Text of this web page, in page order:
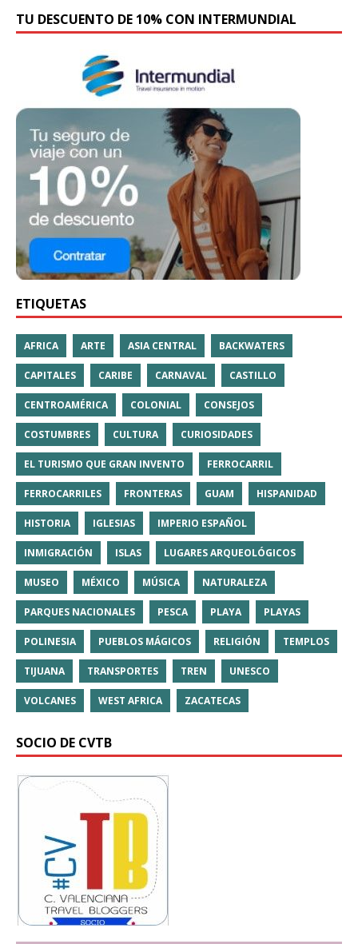
TU DESCUENTO DE 10% CON INTERMUNDIAL
ETIQUETAS
AFRICA ARTE ASIA CENTRAL BACKWATERS
CAPITALES CARIBE CARNAVAL CASTILLO
CENTROAMÉRICA COLONIAL CONSEJOS
COSTUMBRES CULTURA CURIOSIDADES
EL TURISMO QUE GRAN INVENTO FERROCARRIL
FERROCARRILES FRONTERAS GUAM HISPANIDAD
HISTORIA IGLESIAS IMPERIO ESPAÑOL
INMIGRACIÓN ISLAS LUGARES ARQUEOLÓGICOS
MUSEO MÉXICO MÚSICA NATURALEZA
PARQUES NACIONALES PESCA PLAYA PLAYAS
POLINESIA PUEBLOS MÁGICOS RELIGIÓN TEMPLOS
TIJUANA TRANSPORTES TREN UNESCO
VOLCANES WEST AFRICA ZACATECAS
SOCIO DE CVTB